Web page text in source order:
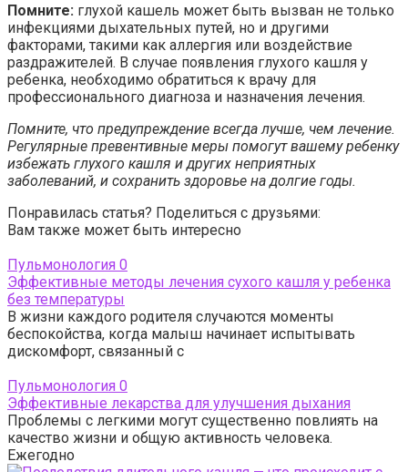
Помните: глухой кашель может быть вызван не только
инфекциями дыхательных путей, но и другими
факторами, такими как аллергия или воздействие
раздражителей. В случае появления глухого кашля у
ребенка, необходимо обратиться к врачу для
профессионального диагноза и назначения лечения.
Помните, что предупреждение всегда лучше, чем лечение.
Регулярные превентивные меры помогут вашему ребенку
избежать глухого кашля и других неприятных
заболеваний, и сохранить здоровье на долгие годы.
Понравилась статья? Поделиться с друзьями:
Вам также может быть интересно
Пульмонология 0
Эффективные методы лечения сухого кашля у ребенка
без температуры
В жизни каждого родителя случаются моменты
беспокойства, когда малыш начинает испытывать
дискомфорт, связанный с
Пульмонология 0
Эффективные лекарства для улучшения дыхания
Проблемы с легкими могут существенно повлиять на
качество жизни и общую активность человека.
Ежегодно